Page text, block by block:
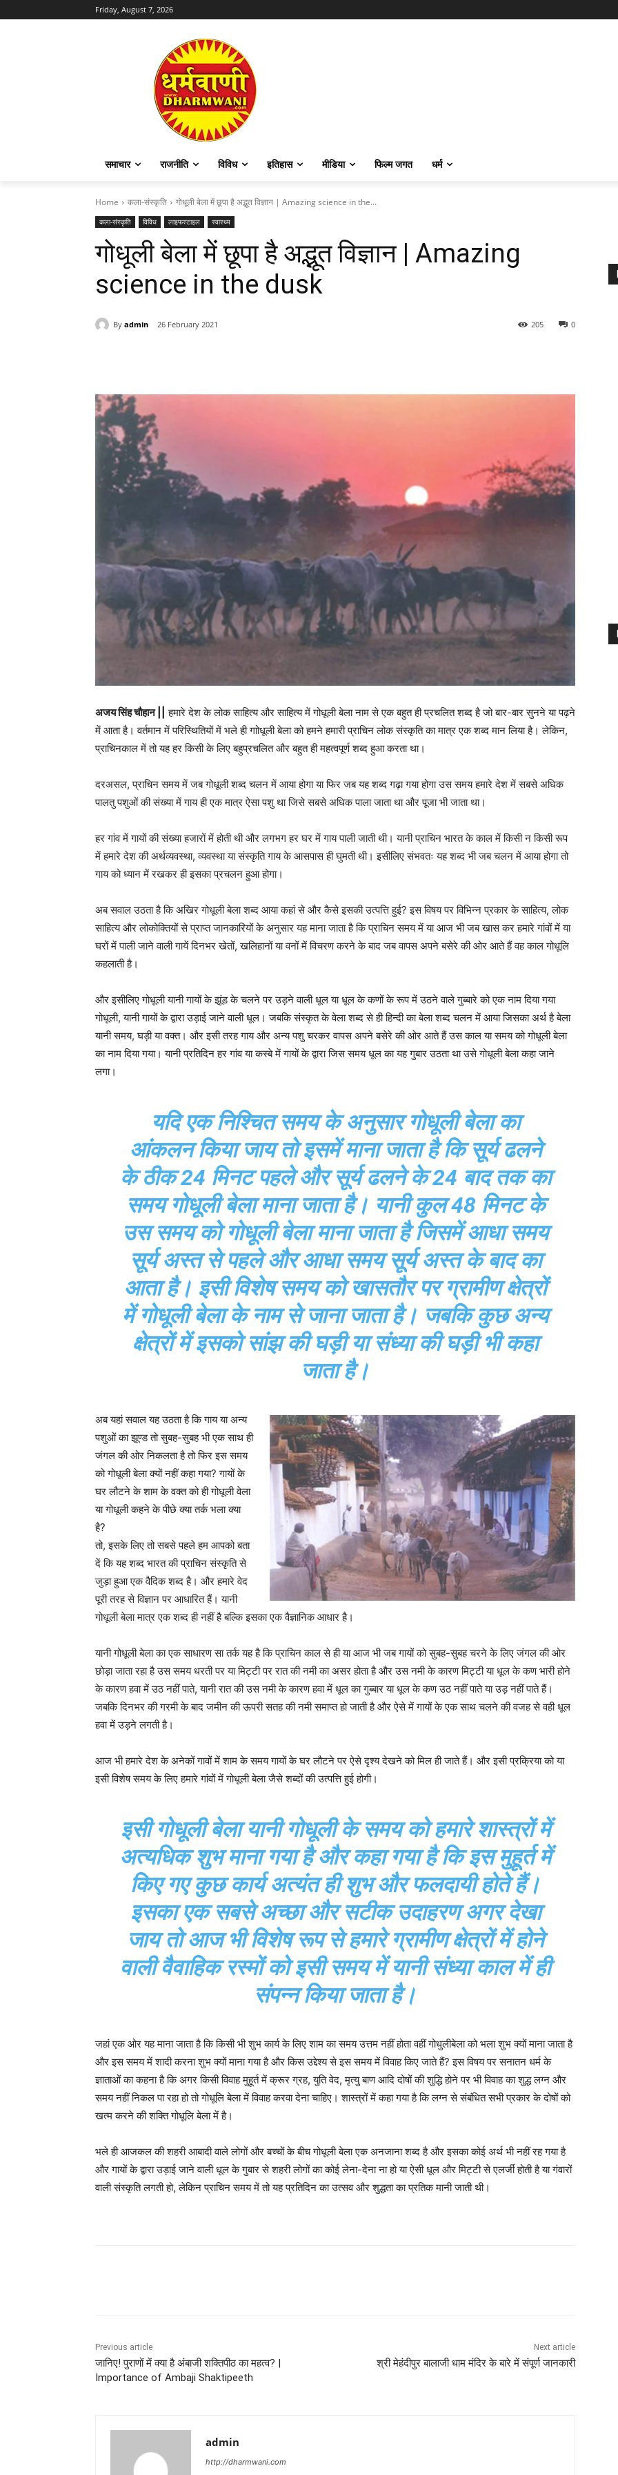
Friday, August 7, 2026
समाचार राजनीति विविध इतिहास मीडिया फिल्म जगत धर्म
Home कला-संस्कृति गोधूली बेला में छूपा है अद्भूत विज्ञान | Amazing science in the...
कला-संस्कृति विविध लाइफस्टाइल स्वास्थ्य
गोधूली बेला में छूपा है अद्भूत विज्ञान | Amazing
science in the dusk
By admin 26 February 2021 0
205
अजय सिंह चौहान ||
हमारे देश के लोक साहित्य और साहित्य में गोधूली बेला नाम से एक बहुत ही प्रचलित शब्द है जो बार-बार सुनने या पढ़ने
में आता है। वर्तमान में परिस्थितियों में भले ही गाोधूली बेला को हमने हमारी प्राचिन लोक संस्कृति का मात्र एक शब्द मान लिया है। लेकिन,
प्राचिनकाल में तो यह हर किसी के लिए बहुप्रचलित और बहुत ही महत्वपूर्ण शब्द हुआ करता था।
दरअसल, प्राचिन समय में जब गोधूली शब्द चलन में आया होगा या फिर जब यह शब्द गढ़ा गया होगा उस समय हमारे देश में सबसे अधिक
पालतु पशुओं की संख्या में गाय ही एक मात्र ऐसा पशु था जिसे सबसे अधिक पाला जाता था और पूजा भी जाता था।
हर गांव में गायों की संख्या हजारों में होती थी और लगभग हर घर में गाय पाली जाती थी। यानी प्राचिन भारत के काल में किसी न किसी रूप
में हमारे देश की अर्थव्यवस्था, व्यवस्था या संस्कृति गाय के आसपास ही घुमती थी। इसीलिए संभवतः यह शब्द भी जब चलन में आया होगा तो
गाय को ध्यान में रखकर ही इसका प्रचलन हुआ होगा।
अब सवाल उठता है कि अखिर गोधूली बेला शब्द आया कहां से और कैसे इसकी उत्पत्ति हुई? इस विषय पर विभिन्न प्रकार के साहित्य, लोक
साहित्य और लोकोक्तियों से प्राप्त जानकारियों के अनुसार यह माना जाता है कि प्राचिन समय में या आज भी जब खास कर हमारे गांवों में या
घरों में पाली जाने वाली गायें दिनभर खेतों, खलिहानों या वनों में विचरण करने के बाद जब वापस अपने बसेरे की ओर आते हैं वह काल गोधूलि
कहलाती है।
और इसीलिए गोधूली यानी गायों के झूंड के चलने पर उड़ने वाली धूल या धूल के कणों के रूप में उठने वाले गुब्बारे को एक नाम दिया गया
गोधूली, यानी गायों के द्वारा उड़ाई जाने वाली धूल। जबकि संस्कृत के वेला शब्द से ही हिन्दी का बेला शब्द चलन में आया जिसका अर्थ है बेला
यानी समय, घड़ी या वक्त। और इसी तरह गाय और अन्य पशु चरकर वापस अपने बसेरे की ओर आते हैं उस काल या समय को गोधूली बेला
का नाम दिया गया। यानी प्रतिदिन हर गांव या कस्बे में गायों के द्वारा जिस समय धूल का यह गुबार उठता था उसे गोधूली बेला कहा जाने
लगा।
यदि एक निश्चित समय के अनुसार गोधूली बेला का
आंकलन किया जाय तो इसमें माना जाता है कि सूर्य ढलने
के ठीक 24 मिनट पहले और सूर्य ढलने के 24 बाद तक का
समय गोधूली बेला माना जाता है। यानी कुल 48 मिनट के
उस समय को गोधूली बेला माना जाता है जिसमें आधा समय
सूर्य अस्त से पहले और आधा समय सूर्य अस्त के बाद का
आता है। इसी विशेष समय को खासतौर पर ग्रामीण क्षेत्रों
में गोधूली बेला के नाम से जाना जाता है। जबकि कुछ अन्य
क्षेत्रों में इसको सांझ की घड़ी या संध्या की घड़ी भी कहा
जाता है।
अब यहां सवाल यह उठता है कि गाय या अन्य
पशुओं का झूण्ड तो सुबह-सुबह भी एक साथ ही
जंगल की ओर निकलता है तो फिर इस समय
को गोधूली बेला क्यों नहीं कहा गया? गायों के
घर लौटने के शाम के वक्त को ही गोधूली वेला
या गोधूली कहने के पीछे क्या तर्क भला क्या
है?
तो, इसके लिए तो सबसे पहले हम आपको बता
दें कि यह शब्द भारत की प्राचिन संस्कृति से
जुड़ा हुआ एक वैदिक शब्द है। और हमारे वेद
पूरी तरह से विज्ञान पर आधारित हैं। यानी
गोधूली बेला मात्र एक शब्द ही नहीं है बल्कि इसका एक वैज्ञानिक आधार है।
यानी गोधूली बेला का एक साधारण सा तर्क यह है कि प्राचिन काल से ही या आज भी जब गायों को सुबह-सुबह चरने के लिए जंगल की ओर
छोड़ा जाता रहा है उस समय धरती पर या मिट्टी पर रात की नमी का असर होता है और उस नमी के कारण मिट्टी या धूल के कण भारी होने
के कारण हवा में उठ नहीं पाते, यानी रात की उस नमी के कारण हवा में धूल का गुब्बार या धूल के कण उठ नहीं पाते या उड़ नहीं पाते हैं।
जबकि दिनभर की गरमी के बाद जमीन की ऊपरी सतह की नमी समाप्त हो जाती है और ऐसे में गायों के एक साथ चलने की वजह से वही धूल
हवा में उड़ने लगती है।
आज भी हमारे देश के अनेकों गावों में शाम के समय गायों के घर लौटने पर ऐसे दृश्य देखने को मिल ही जाते हैं। और इसी प्रक्रिया को या
इसी विशेष समय के लिए हमारे गांवों में गोधूली बेला जैसे शब्दों की उत्पत्ति हुई होगी।
इसी गोधूली बेला यानी गोधूली के समय को हमारे शास्त्रों में
अत्यधिक शुभ माना गया है और कहा गया है कि इस मुहूर्त में
किए गए कुछ कार्य अत्यंत ही शुभ और फलदायी होते हैं।
इसका एक सबसे अच्छा और सटीक उदाहरण अगर देखा
जाय तो आज भी विशेष रूप से हमारे ग्रामीण क्षेत्रों में होने
वाली वैवाहिक रस्मों को इसी समय में यानी संध्या काल में ही
संपन्न किया जाता है।
जहां एक ओर यह माना जाता है कि किसी भी शुभ कार्य के लिए शाम का समय उत्तम नहीं होता वहीं गोधुलीबेला को भला शुभ क्यों माना जाता है
और इस समय में शादी करना शुभ क्यों माना गया है और किस उद्देश्य से इस समय में विवाह किए जाते हैं? इस विषय पर सनातन धर्म के
ज्ञाताओं का कहना है कि अगर किसी विवाह मुहूर्त में क्रूर ग्रह, युति वेद, मृत्यु बाण आदि दोषों की शुद्धि होने पर भी विवाह का शुद्ध लग्न और
समय नहीं निकल पा रहा हो तो गोधूलि बेला में विवाह करवा देना चाहिए। शास्त्रों में कहा गया है कि लग्न से संबंधित सभी प्रकार के दोषों को
खत्म करने की शक्ति गोधूलि बेला में है।
भले ही आजकल की शहरी आबादी वाले लोगों और बच्चों के बीच गोधूली बेला एक अनजाना शब्द है और इसका कोई अर्थ भी नहीं रह गया है
और गायों के द्वारा उड़ाई जाने वाली धूल के गुबार से शहरी लोगों का कोई लेना-देना ना हो या ऐसी धूल और मिट्टी से एलर्जी होती है या गंवारों
वाली संस्कृति लगती हो, लेकिन प्राचिन समय में तो यह प्रतिदिन का उत्सव और शुद्धता का प्रतिक मानी जाती थी।
Previous article
जानिए! पुराणों में क्या है अंबाजी शक्तिपीठ का महत्व? |
Importance of Ambaji Shaktipeeth
Next article
श्री मेहंदीपुर बालाजी धाम मंदिर के बारे में संपूर्ण जानकारी
admin
http://dharmwani.com